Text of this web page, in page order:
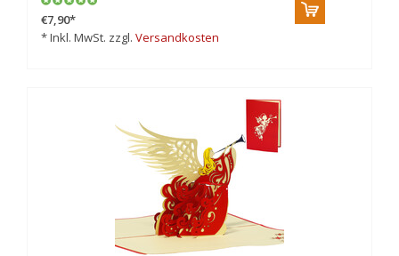
€7,90*
* Inkl. MwSt. zzgl. Versandkosten